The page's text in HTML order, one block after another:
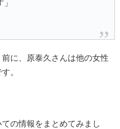
に、原泰久さんは他の女性
。
の情報をまとめてみまし